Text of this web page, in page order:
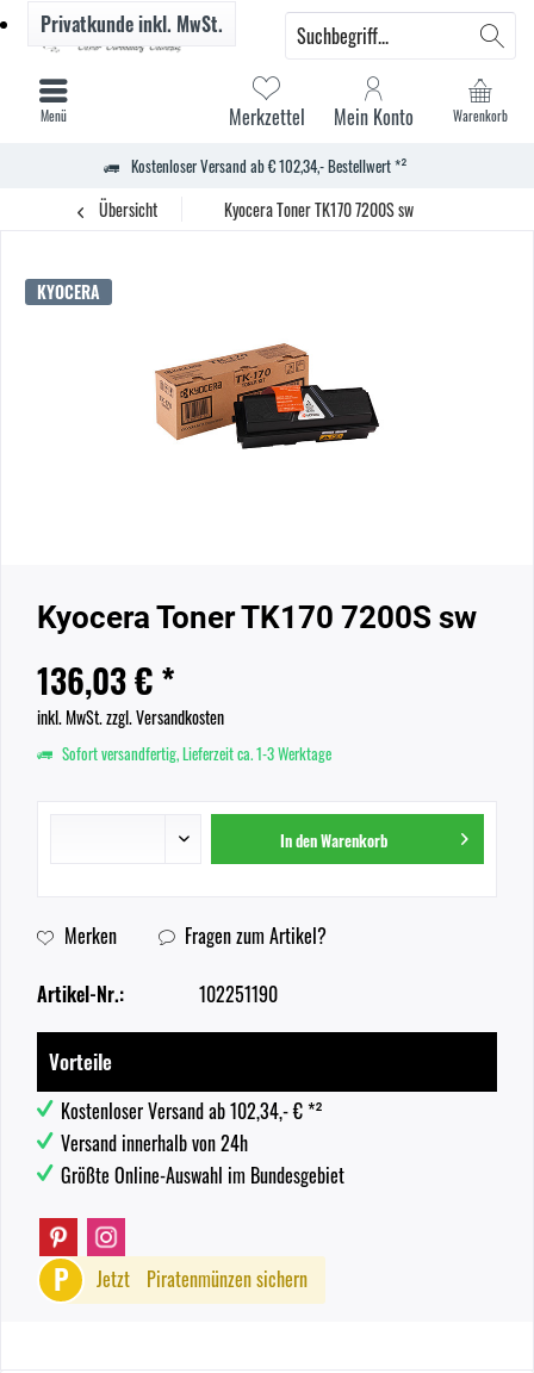
Kostenloser Versand ab € 102,34,- Bestellwert *²
Warenkorb
Merkzettel Mein Konto
Privatkundeinkl. MwSt.
Menü
Übersicht Kyocera Toner TK170 7200S sw
KYOCERA
Kyocera Toner TK170 7200S sw
136,03 € *
inkl. MwSt.zzgl. Versandkosten
Sofort versandfertig, Lieferzeit ca. 1-3 Werktage
In denWarenkorb
Merken Fragen zum Artikel?
Artikel-Nr.: 102251190
Vorteile
Kostenloser Versand ab 102,34,- € *²
Versand innerhalb von 24h
Größte Online-Auswahl im Bundesgebiet
P Jetzt Piratenmünzen sichern